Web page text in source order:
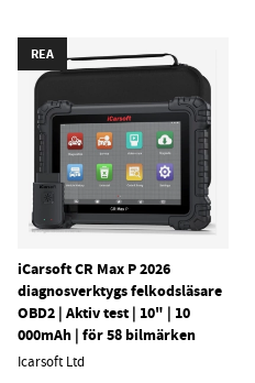
REA
iCarsoft CR Max P 2026
diagnosverktygs felkodsläsare
OBD2 | Aktiv test | 10" | 10
000mAh | för 58 bilmärken
Icarsoft Ltd